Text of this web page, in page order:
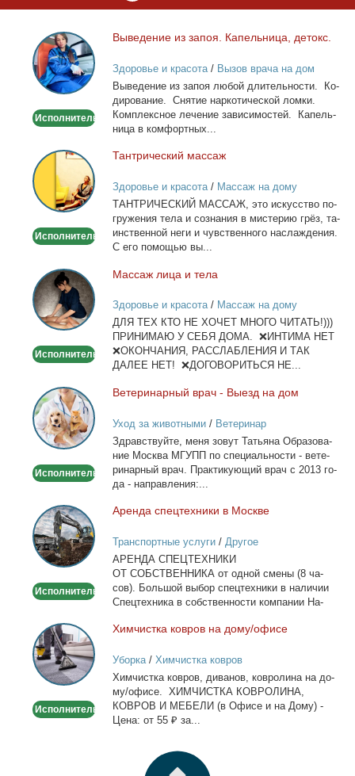
Выведение
из
запоя.
Капельница,
Исполнитель
Вы­ве­де­ние из за­поя. Ка­пель­ни­ца, де­токс.
Здоровье и красота/ Вызов врача на дом
Вы­ве­де­ние из за­поя лю­бой дли­тель­но­сти. Ко­
ди­ро­ва­ние. Сня­тие нар­ко­ти­че­ской лом­ки.
Ком­плекс­ное ле­че­ние за­ви­си­мо­стей. Ка­пель­
ни­ца в ком­форт­ных...
Тантрический
массаж
Исполнитель
Тан­три­че­ский мас­саж
Здоровье и красота/ Массаж на дому
ТАНТРИЧЕСКИЙ МАССАЖ, это ис­кус­ство по­
гру­же­ния те­ла и со­зна­ния в ми­сте­рию грёз, та­
ин­ствен­ной неги и чув­ствен­но­го на­сла­жде­ния.
С его по­мо­щью вы...
Массаж
лица
и
тела
Исполнитель
Мас­саж ли­ца и те­ла
Здоровье и красота/ Массаж на дому
ДЛЯ ТЕХ КТО НЕ ХОЧЕТ МНОГО ЧИТАТЬ!)))
ПРИНИМАЮ У СЕБЯ ДОМА. ❌ИНТИМА НЕТ
❌ОКОНЧАНИЯ, РАССЛАБЛЕНИЯ И ТАК
ДАЛЕЕ НЕТ! ❌ДОГОВОРИТЬСЯ НЕ...
Ветеринарный
врач
-
Выезд
дом
Исполнитель
Ве­те­ри­нар­ный врач - Вы­езд на дом
Уход за животными/ Ветеринар
Здрав­ствуй­те, ме­ня зо­вут Та­тья­на Об­ра­зо­ва­
ние Москва МГУПП по спе­ци­аль­но­сти - ве­те­
ри­нар­ный врач. Прак­ти­ку­ю­щий врач с 2013 го­
да - на­прав­ле­ния:...
Аренда
спецтехники
в
Москве
Исполнитель
Арен­да спец­тех­ни­ки в Москве
Транспортные услуги/ Другое
АРЕНДА СПЕЦТЕХНИКИ
ОТ СОБСТВЕННИКА от од­ной сме­ны (8 ча­
сов). Боль­шой вы­бор спец­тех­ни­ки в на­ли­чии
Спец­тех­ни­ка в соб­ствен­но­сти ком­па­нии На­
Химчистка
ковров
на
дому/
Исполнитель
Хим­чист­ка ков­ров на до­му/офи­се
Уборка/ Химчистка ковров
Хим­чист­ка ков­ров, ди­ва­нов, ков­ро­ли­на на до­
му/офи­се. ХИМЧИСТКА КОВРОЛИНА,
КОВРОВ И МЕБЕЛИ (в Офи­се и на До­му) -
Це­на: от 55 ₽ за...